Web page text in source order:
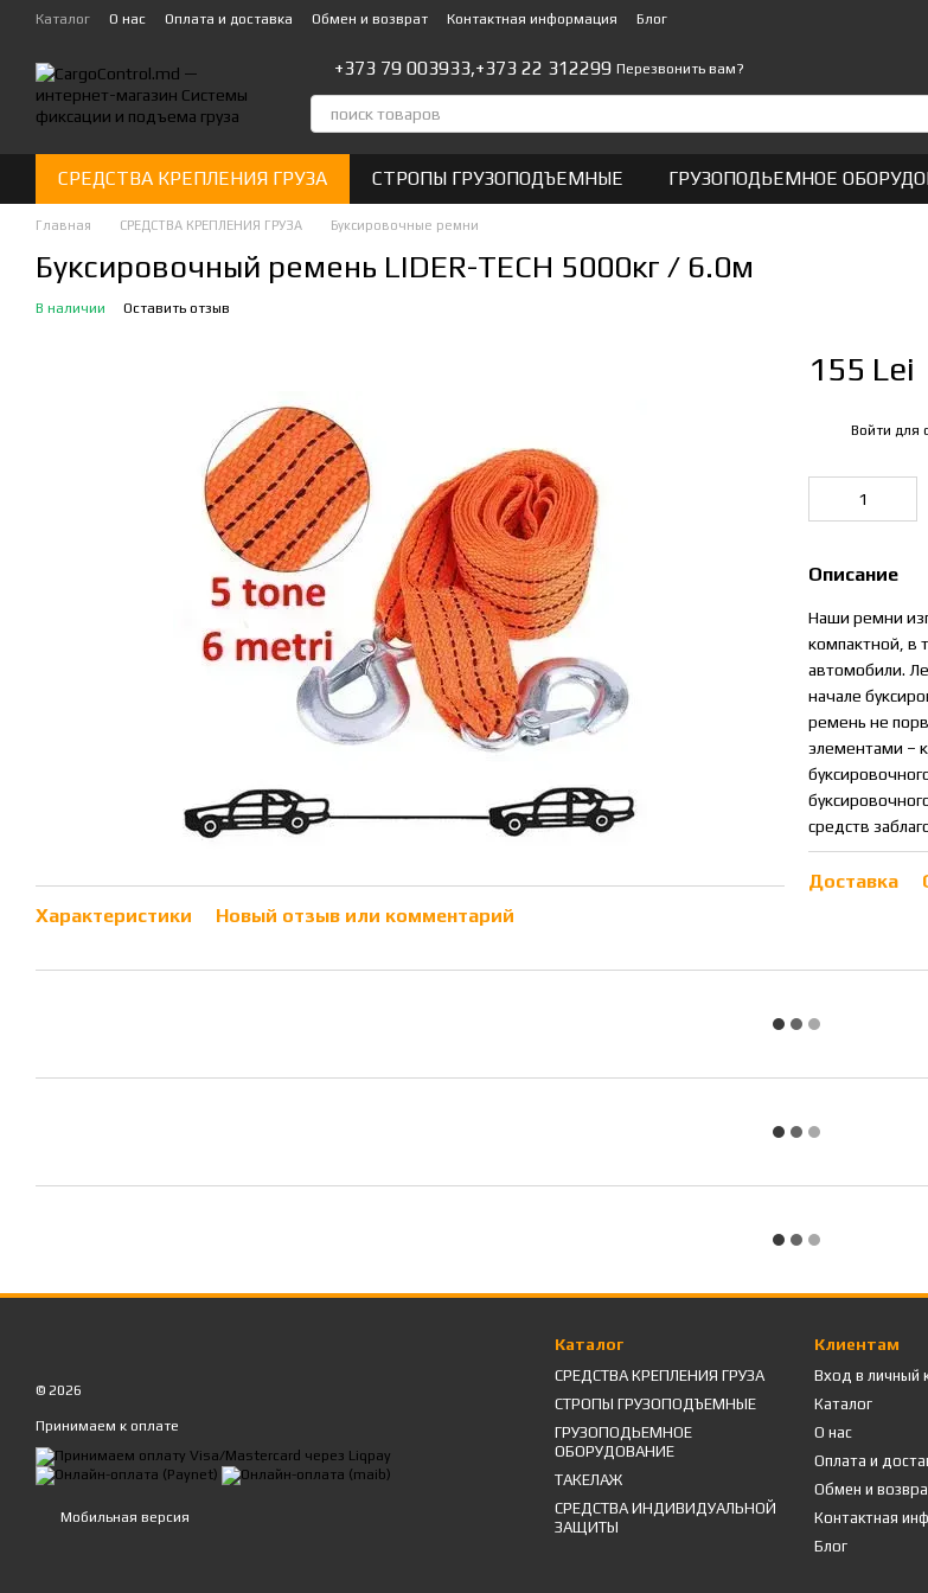
Перейти к основному контенту
Каталог О нас Оплата и доставка Обмен и возврат Контактная информация Блог
+373 79 003933,+373 22 312299 Перезвонить вам?
СРЕДСТВА КРЕПЛЕНИЯ ГРУЗА СТРОПЫ ГРУЗОПОДЪЕМНЫЕ ГРУЗОПОДЬЕМНОЕ
Главная СРЕДСТВА КРЕПЛЕНИЯ ГРУЗА Буксировочные ремни
Буксировочный ремень LIDER-TECH 5000кг / 6.0м
В наличии Оставить отзыв
Характеристики Новый отзыв или комментарий
155 Lei
Войти для
Описание
Наши ремни
компактной, в
автомобили.
начале
ремень не
элементами –
средств
Доставка
© 2026
Принимаем к оплате
Мобильная версия
Каталог
СРЕДСТВА КРЕПЛЕНИЯ ГРУЗА
СТРОПЫ ГРУЗОПОДЪЕМНЫЕ
ГРУЗОПОДЬЕМНОЕ
ОБОРУДОВАНИЕ
ТАКЕЛАЖ
СРЕДСТВА ИНДИВИДУАЛЬНОЙ
ЗАЩИТЫ
Клиентам
Вход в личный
Каталог
О нас
Оплата и
Обмен и
Контактная
Блог